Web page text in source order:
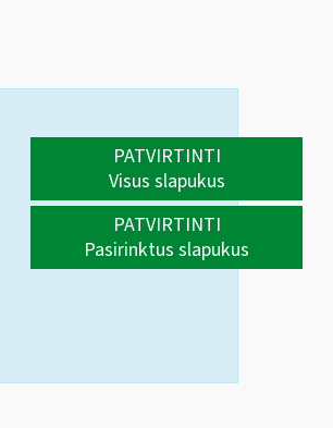
PATVIRTINTI
Visus slapukus
PATVIRTINTI
Pasirinktus slapukus